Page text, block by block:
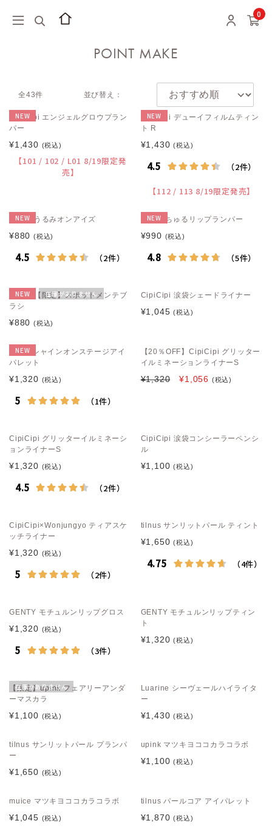
0
POINT MAKE
全43件 並び替え：
NEW
CipiCipi エンジェルグロウプラン
パー
¥1,430 (税込)
【101 / 102 / L01 8/19限定発
売】
NEW
CipiCipi デューイフィルムティン
ト R
¥1,430 (税込)
【112 / 113 8/19限定発売】
NEW
muice うるみオンアイズ
¥880 (税込)
NEW
muice ちゅるリップランパー
¥990 (税込)
NEW 在庫がありません
muice 【限定】スポットメンテブ
ラシ
¥880 (税込)
CipiCipi 涙袋シェードライナー
¥1,045 (税込)
NEW
upink シャインオンステージアイ
パレット
¥1,320 (税込)
【20％OFF】CipiCipi グリッター
イルミネーションライナーS
¥1,320 ¥1,056 (税込)
CipiCipi グリッターイルミネーシ
ョンライナーS
¥1,320 (税込)
CipiCipi 涙袋コンシーラーペンシ
ル
¥1,100 (税込)
CipiCipi×Wonjungyo ティアスケ
ッチライナー
¥1,320 (税込)
tilnus サンリットパール ティント
¥1,650 (税込)
GENTY モチュルンリップグロス
¥1,320 (税込)
GENTY モチュルンリップティン
ト
¥1,320 (税込)
在庫がありません
【限定】upink フェアリーアンダ
ーマスカラ
¥1,100 (税込)
Luarine シーヴェールハイライタ
ー
¥1,430 (税込)
tilnus サンリットパール プランパ
ー
¥1,650 (税込)
upink マツキヨココカラコラボ
¥1,100 (税込)
muice マツキヨココカラコラボ
¥1,045 (税込)
tilnus パールコア アイパレット
¥1,870 (税込)